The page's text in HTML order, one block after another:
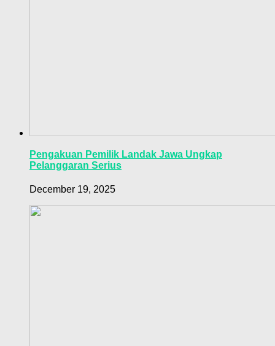
Pengakuan Pemilik Landak Jawa Ungkap
Pelanggaran Serius
December 19, 2025